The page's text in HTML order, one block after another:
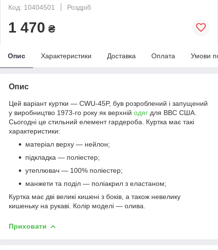
Код: 10404501
Роздріб
1 470 ₴
Опис Характеристики Доставка Оплата Умови
Опис
Цей варіант куртки — CWU-45P, був розроблений і запущений
у виробництво 1973-го року як верхній одяг для ВВС США.
Сьогодні це стильний елемент гардероба. Куртка має такі
характеристики:
матеріал верху — нейлон;
підкладка — поліестер;
утеплювач — 100% поліестер;
манжети та поділ — поліакрил з еластаном;
Куртка має дві великі кишені з боків, а також невелику
кишеньку на рукаві. Колір моделі — олива.
Приховати